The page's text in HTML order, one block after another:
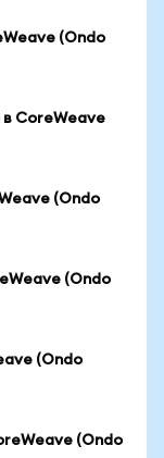
(Ondo
CoreWeave
(Ondo
(Ondo
(Ondo
(Ondo